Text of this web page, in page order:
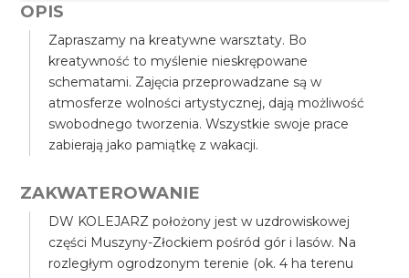
OPIS
Zapraszamy na kreatywne warsztaty. Bo
kreatywność to myślenie nieskrępowane
schematami. Zajęcia przeprowadzane są w
atmosferze wolności artystycznej, dają możliwość
swobodnego tworzenia. Wszystkie swoje prace
zabierają jako pamiątkę z wakacji.
ZAKWATEROWANIE
DW KOLEJARZ położony jest w uzdrowiskowej
części Muszyny-Złockiem pośród gór i lasów. Na
rozległym ogrodzonym terenie (ok. 4 ha terenu